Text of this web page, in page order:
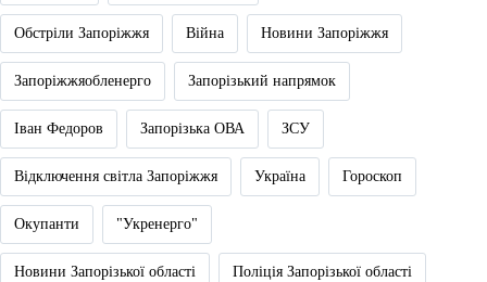
Обстріли Запоріжжя Війна Новини Запоріжжя
Запоріжжяобленерго Запорізький напрямок
Іван Федоров Запорізька ОВА ЗСУ
Відключення світла Запоріжжя Україна Гороскоп
Окупанти "Укренерго"
Новини Запорізької області Поліція Запорізької області